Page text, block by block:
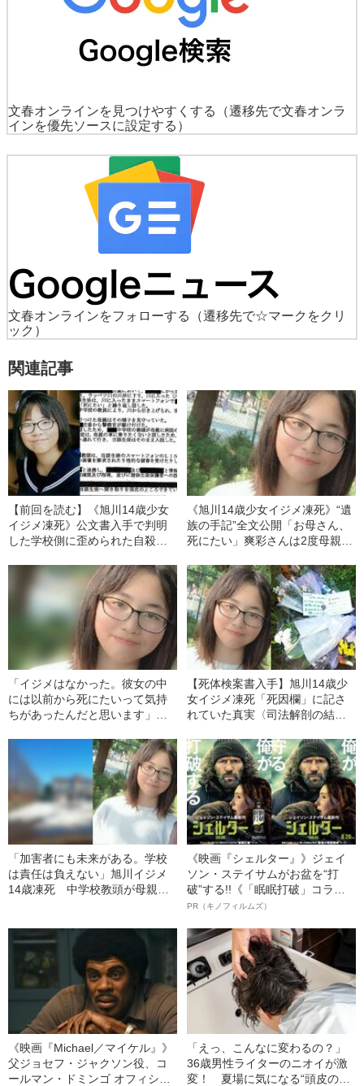
文春オンラインを見つけやすくする
（遷移先で文春オンラ
インを優先ソースに設定する）
文春オンラインをフォローする
（遷移先で☆マークをクリ
ック）
関連記事
【前回を読む】《旭川14歳少女
イジメ凍死》公文書入手で判明
した学校側に歪められた自殺未
み」から「川への駆け下り」に
すり替え報告 入院中の欠席日
数もカウントせず重大事態認定
を認めず
《旭川14歳少女イジメ凍死》“遺
族の手記”全文公開「お母さん、
死にたい」爽彩さんは2度母親に
「イジメはなかった。彼女の中
には以前から死にたいって気持
ちがあったんだと思います」旭
撃
【死体検案書入手】旭川14歳少
女イジメ凍死「死因欄」に記さ
れていた真実〈司法解剖の結果
「加害者にも未来がある。学校
は責任は負えない」旭川イジメ
14歳凍死 中学校教頭が母親に
《映画『シェルター』》ジェイ
ソン・ステイサムがお盆を“打
破”する!!《「眠眠打破」コラ
ボ》
PR（キノフィルムズ）
《映画『Michael／マイケル』》
父ジョセフ・ジャクソン役、コ
ールマン・ドミンゴ オフィシャ
「えっ、こんなに変わるの？」
36歳男性ライターのニオイが激
変！ 夏場に気になる“頭皮のニ